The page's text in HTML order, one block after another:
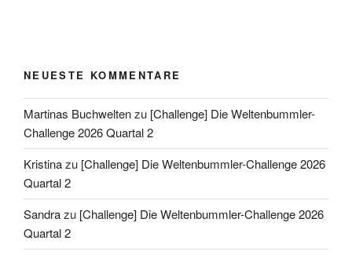
NEUESTE KOMMENTARE
Martinas Buchweltenzu [Challenge] Die Weltenbummler-
Challenge 2026 Quartal 2
Kristinazu [Challenge] Die Weltenbummler-Challenge 2026
Quartal 2
Sandrazu [Challenge] Die Weltenbummler-Challenge 2026
Quartal 2